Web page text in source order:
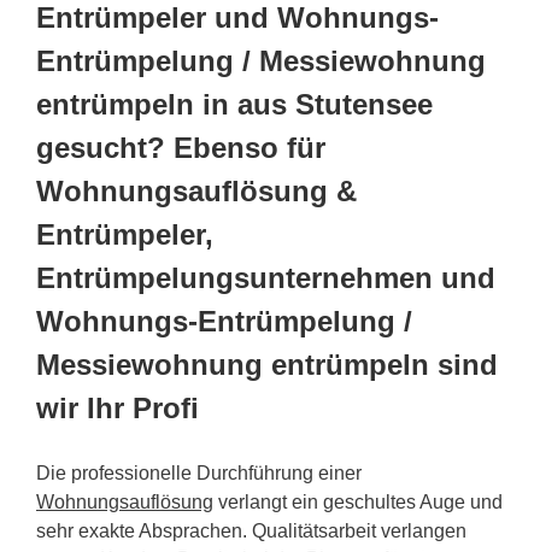
Entrümpeler und Wohnungs-
Entrümpelung / Messiewohnung
entrümpeln in aus Stutensee
gesucht? Ebenso für
Wohnungsauflösung &
Entrümpeler,
Entrümpelungsunternehmen und
Wohnungs-Entrümpelung /
Messiewohnung entrümpeln sind
wir Ihr Profi
Die professionelle Durchführung einer
Wohnungsauflösung verlangt ein geschultes Auge und
sehr exakte Absprachen. Qualitätsarbeit verlangen